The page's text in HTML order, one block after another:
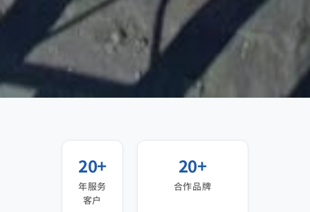
20+
年服务
客户
20+
合作品牌